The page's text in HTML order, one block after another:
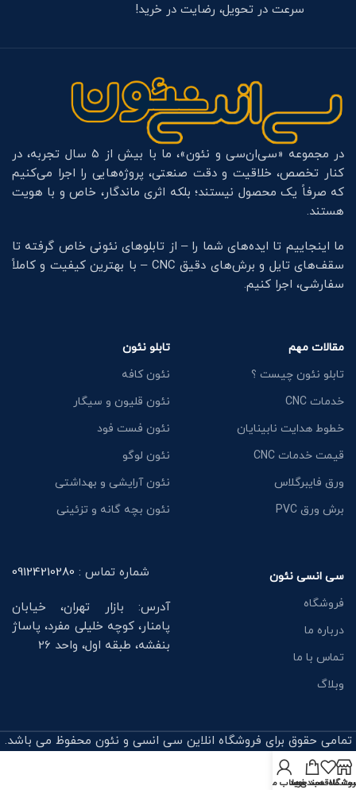
سرعت در تحویل، رضایت در خرید!
در مجموعه «سی‌ان‌سی و نئون»، ما با بیش از ۵ سال تجربه، در
کنار تخصص، خلاقیت و دقت صنعتی، پروژه‌هایی را اجرا می‌کنیم
که صرفاً یک محصول نیستند؛ بلکه اثری ماندگار، خاص و با هویت
هستند.
ما اینجاییم تا ایده‌های شما را – از تابلوهای نئونی خاص گرفته تا
سقف‌های تایل و برش‌های دقیق CNC – با بهترین کیفیت و کاملاً
سفارشی، اجرا کنیم.
مقالات مهم
تابلو نئون چیست ؟
خدمات CNC
خطوط هدایت نابینایان
قیمت خدمات CNC
ورق فایبرگلاس
برش ورق PVC
تابلو نئون
نئون کافه
نئون قلیون و سیگار
نئون فست فود
نئون لوگو
نئون آرایشی و بهداشتی
نئون بچه گانه و تزئینی
سی انسی نئون
فروشگاه
درباره ما
تماس با ما
وبلاگ
شماره تماس : 09124210280
آدرس: بازار تهران، خیابان
پامنار، کوچه خلیلی مفرد، پاساژ
بنفشه، طبقه اول، واحد 26
تمامی حقوق برای فروشگاه انلاین سی انسی و نئون محفوظ می باشد.
علاقه‌مندی‌ها
سبد خریدحساب من